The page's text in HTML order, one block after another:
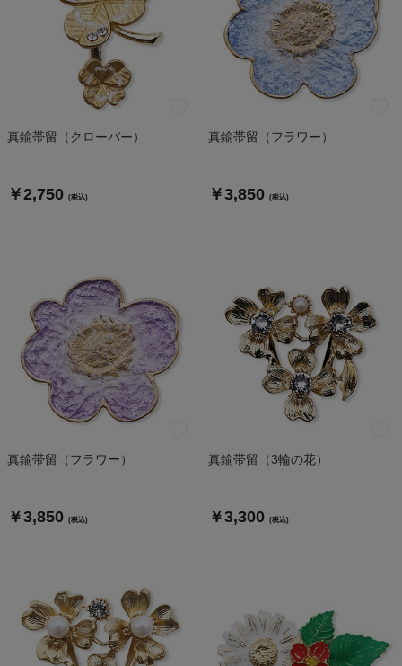
真鍮帯留（クローバー）
￥2,750 (税込)
真鍮帯留（フラワー）
￥3,850 (税込)
真鍮帯留（フラワー）
￥3,850 (税込)
真鍮帯留（3輪の花）
￥3,300 (税込)